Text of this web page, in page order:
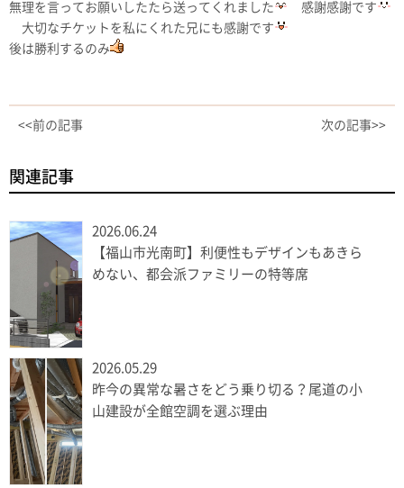
無理を言ってお願いしたたら送ってくれました
感謝感謝です
大切なチケットを私にくれた兄にも感謝です
後は勝利するのみ
<<前の記事 次の記事>>
関連記事
2026.06.24
【福山市光南町】利便性もデザインもあきら
めない、都会派ファミリーの特等席
2026.05.29
昨今の異常な暑さをどう乗り切る？尾道の小
山建設が全館空調を選ぶ理由